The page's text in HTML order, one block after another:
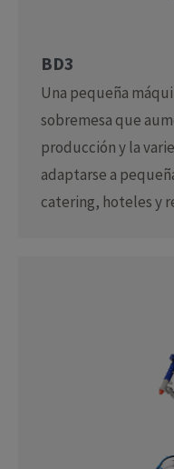
BD3
Una pequeña
sobremesa que
producción y la
adaptarse a
catering, hoteles y